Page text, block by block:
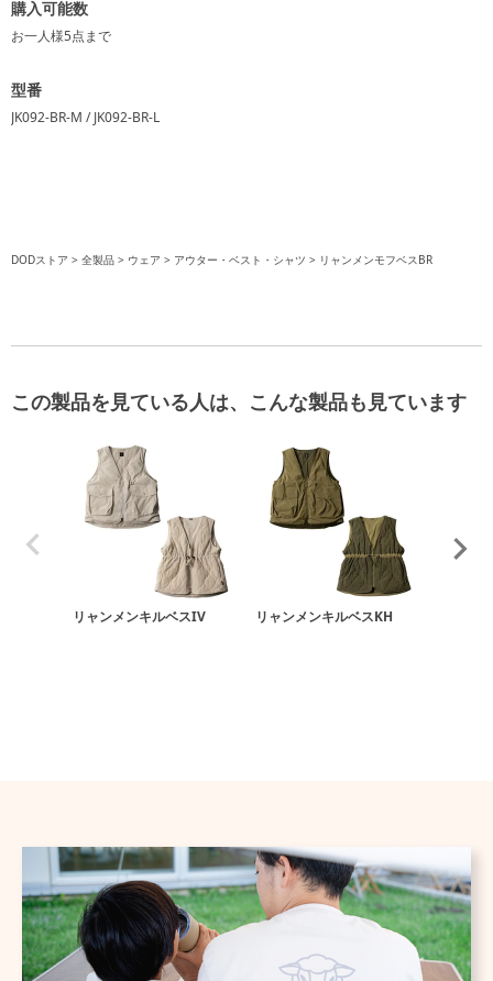
購入可能数
お一人様5点まで
型番
JK092-BR-M / JK092-BR-L
DODストア 全製品 ウェア アウター・ベスト・シャツ リャンメンモフベスBR
この製品を見ている人は、こんな製品も見ています
リャンメンキルベスIV リャンメンキルベスKH